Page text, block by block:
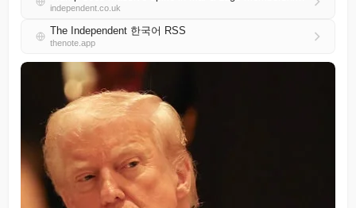
independent.co.uk
The Independent 한국어 RSS
thenote.app